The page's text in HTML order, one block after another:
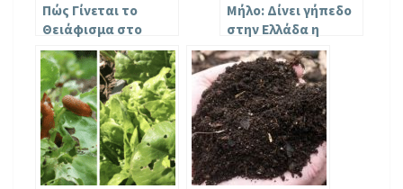
Πώς Γίνεται το
Θειάφισμα στο
Αμπέλι; Ένας
Αναλυτικός Οδηγός
Μήλο: Δίνει γήπεδο
στην Ελλάδα η
πτώση της
ευρωπαϊκής
παραγωγής